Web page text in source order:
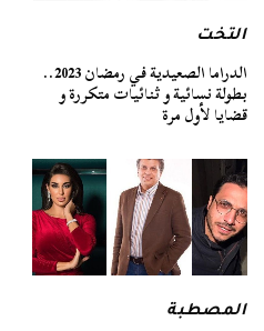
التخت
الدراما الصعيدية في رمضان 2023..
بطولة نسائية و ثنائيات متكررة و
قضايا لأول مرة
المصطبة